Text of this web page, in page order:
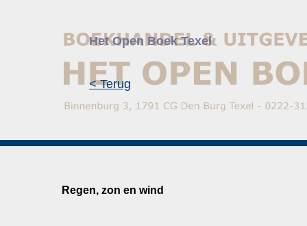
Het Open Boek Texel
< Terug
Regen, zon en wind